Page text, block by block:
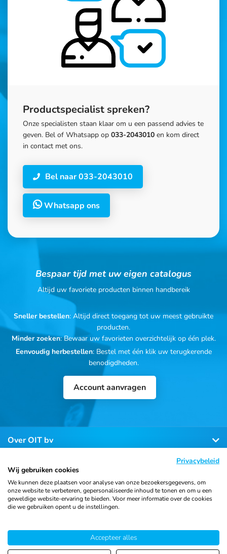
Productspecialist spreken?
Onze specialisten staan klaar om u een passend advies te
geven. Bel of Whatsapp op 033-2043010 en kom direct
in contact met ons.
Bel naar 033-2043010
Whatsapp ons
Bespaar tijd met uw eigen catalogus
Altijd uw favoriete producten binnen handbereik
Sneller bestellen: Altijd direct toegang tot uw meest gebruikte
producten.
Minder zoeken: Bewaar uw favorieten overzichtelijk op één plek.
Eenvoudig herbestellen: Bestel met één klik uw terugkerende
benodigdheden.
Account aanvragen
Over OIT bv
Klantenservice
Contact
& Trading B.V.
Algemene voorwaarden
verklaring
Cookiebeleid Sitemap
Privacybeleid
Wij gebruiken cookies
We kunnen deze plaatsen voor analyse van onze bezoekersgegevens, om
onze website te verbeteren, gepersonaliseerde inhoud te tonen en om u een
geweldige website-ervaring te bieden. Voor meer informatie over de cookies
die we gebruiken opent u de instellingen.
Accepteer alles